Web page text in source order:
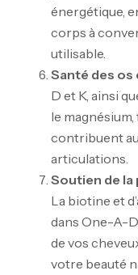
énergétique,
corps à
utilisable.
Santé des os
D et K, ainsi
le
contribuent
articulations.
Soutien de la
La biotine et
dans One-A-
de vos
votre beauté
Mega